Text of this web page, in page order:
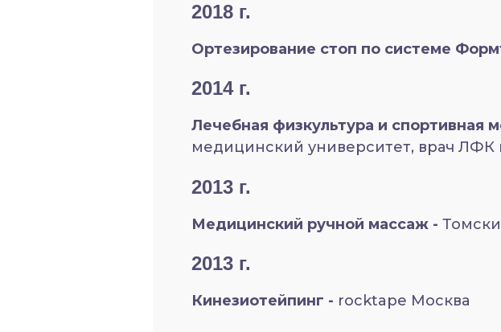
2018 г.
2014 г.
2013 г.
2013 г.
Ортезирование стоп по системе
Лечебная физкультура и спортивная
медицинский университет, врач ЛФК
Медицинский ручной массаж -
Кинезиотейпинг - rocktape Москва